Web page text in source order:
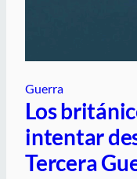
Guerra
Los
intentar
Tercera